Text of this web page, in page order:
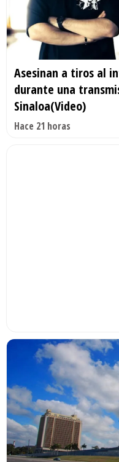
Asesinan a tiros al
durante una
Sinaloa(Video)
Hace 21 horas